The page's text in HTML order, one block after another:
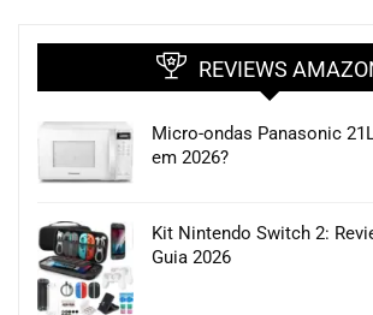
REVIEWS
Micro-ondas Panasonic
em 2026?
Kit Nintendo Switch 2:
Guia 2026